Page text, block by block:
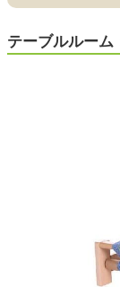
テーブルルーム